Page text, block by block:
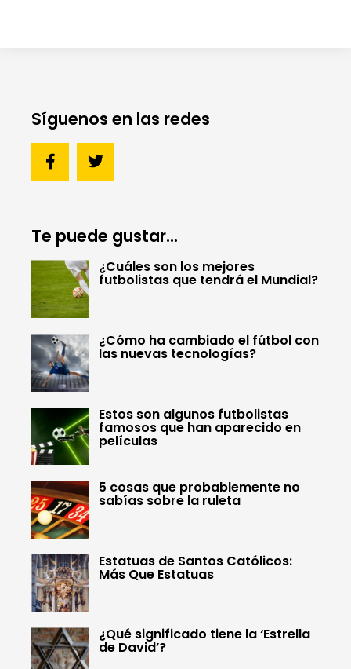
Síguenos en las redes
Te puede gustar...
¿Cuáles son los mejores
futbolistas que tendrá el Mundial?
¿Cómo ha cambiado el fútbol con
las nuevas tecnologías?
Estos son algunos futbolistas
famosos que han aparecido en
películas
5 cosas que probablemente no
sabías sobre la ruleta
Estatuas de Santos Católicos:
Más Que Estatuas
¿Qué significado tiene la ‘Estrella
de David’?